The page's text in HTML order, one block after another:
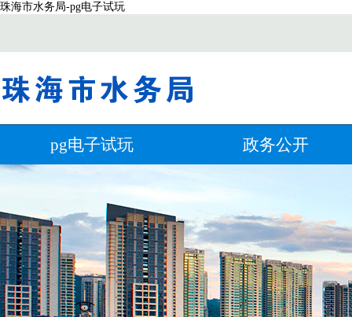
珠海市水务局-pg电子试玩
pg电子试玩 政务公开